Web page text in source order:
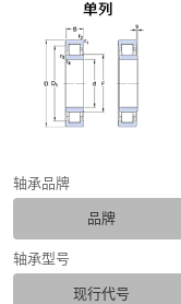
轴承品牌
品牌
轴承型号
现行代号